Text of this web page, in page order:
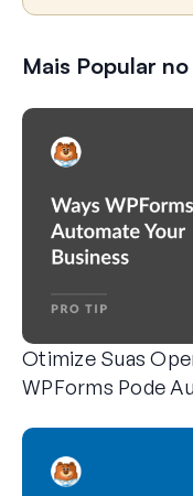
Mais Popular
Otimize Suas
WPForms Pode